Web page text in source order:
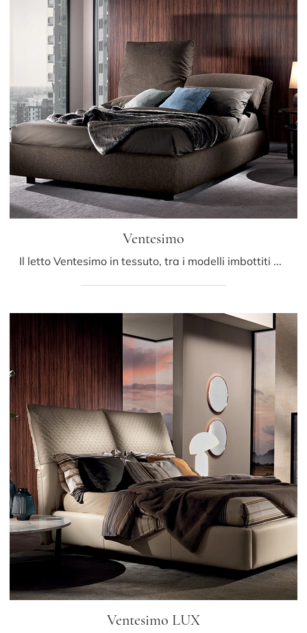
Ventesimo
Il letto Ventesimo in tessuto, tra i modelli imbottiti matrimoniali design di Albani, è perfetto per garantirti il relax totale.
Ventesimo LUX